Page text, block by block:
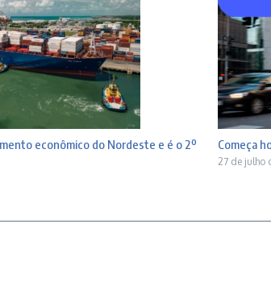
econômico do Nordeste e é o 2º
Começa
27 de julho